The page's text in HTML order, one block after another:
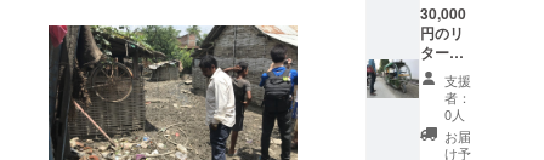
30,000
円のリ
ターン
に加
え、寄
贈する
三輪タ
クシー
支援
者：
0人
お届
け予